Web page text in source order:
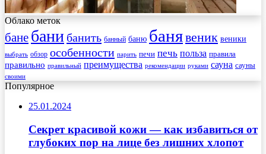
Облако меток
бане бани банить банный баню банявеник веники
выбрать обзор особенности парить печи печь польза правила
правильно правильный преимущества рекомендации руками сауна сауны
своими
Популярное
25.01.2024
Секрет красивой кожи — как избавиться от
глубоких пор на лице без лишних хлопот